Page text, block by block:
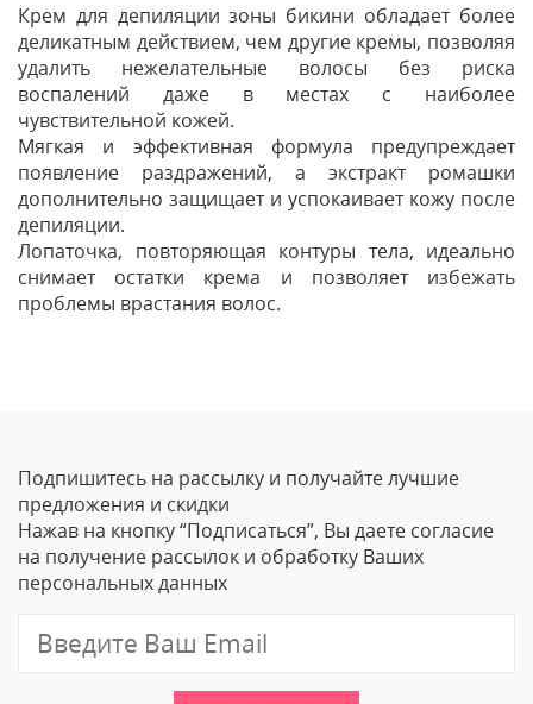
Крем для депиляции зоны бикини обладает более
деликатным действием, чем другие кремы, позволяя
удалить нежелательные волосы без риска
воспалений даже в местах с наиболее
чувствительной кожей.
Мягкая и эффективная формула предупреждает
появление раздражений, а экстракт ромашки
дополнительно защищает и успокаивает кожу после
депиляции.
Лопаточка, повторяющая контуры тела, идеально
снимает остатки крема и позволяет избежать
проблемы врастания волос.
Ваше Имя
Email
Подпишитесь на рассылку и получайте лучшие
предложения и скидки
Нажав на кнопку “Подписаться”, Вы даете согласие
на получение рассылок и обработку Ваших
персональных данных